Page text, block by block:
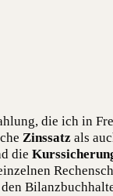
die ich in
Zins­satz als
die